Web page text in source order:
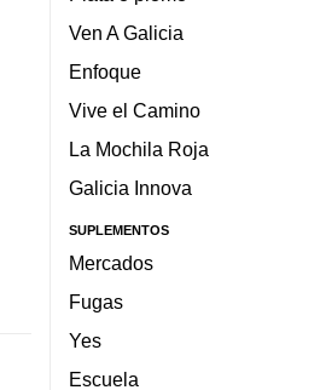
Ven A Galicia
Enfoque
Vive el Camino
La Mochila Roja
Galicia Innova
SUPLEMENTOS
Mercados
Fugas
Yes
Escuela